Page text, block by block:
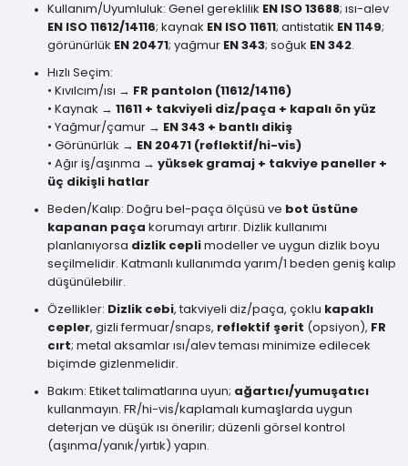
Kullanım/Uyumluluk: Genel gereklilik EN ISO 13688; ısı-alev
EN ISO 11612/14116; kaynak EN ISO 11611; antistatik EN 1149;
görünürlük EN 20471; yağmur EN 343; soğuk EN 342
Hızlı Seçim:
• Kıvılcım/ısı → FR pantolon (11612/14116)
• Kaynak → 11611 + takviyeli diz/paça + kapalı ön yüz
• Yağmur/çamur → EN 343 + bantlı dikiş
• Görünürlük → EN 20471 (reflektif/hi-vis)
• Ağır iş/aşınma → yüksek gramaj + takviye paneller +
üç dikişli hatlar
Beden/Kalıp: Doğru bel-paça ölçüsü ve bot üstüne
kapanan paça korumayı artırır. Dizlik kullanımı
planlanıyorsa dizlik cepli modeller ve uygun dizlik boyu
seçilmelidir. Katmanlı kullanımda yarım/1 beden geniş kalıp
düşünülebilir.
Özellikler: Dizlik cebi, takviyeli diz/paça, çoklu kapaklı
cepler, gizli fermuar/snaps, reflektif şerit (opsiyon), FR
cırt; metal aksamlar ısı/alev teması minimize edilecek
biçimde gizlenmelidir.
Bakım: Etiket talimatlarına uyun; ağartıcı/yumuşatıcı
kullanmayın. FR/hi-vis/kaplamalı kumaşlarda uygun
deterjan ve düşük ısı önerilir; düzenli görsel kontrol
(aşınma/yanık/yırtık) yapın.